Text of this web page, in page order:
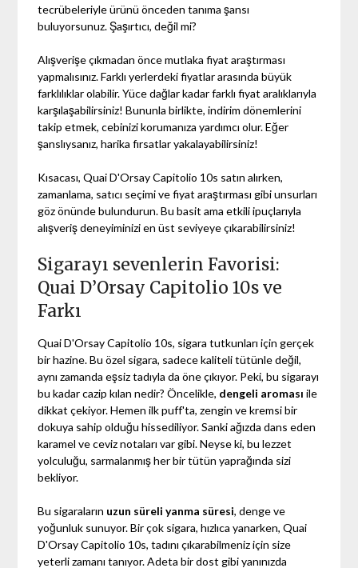
tecrübeleriyle ürünü önceden tanıma şansı
buluyorsunuz. Şaşırtıcı, değil mi?
Alışverişe çıkmadan önce mutlaka fiyat araştırması
yapmalısınız. Farklı yerlerdeki fiyatlar arasında büyük
farklılıklar olabilir. Yüce dağlar kadar farklı fiyat aralıklarıyla
karşılaşabilirsiniz! Bununla birlikte, indirim dönemlerini
takip etmek, cebinizi korumanıza yardımcı olur. Eğer
şanslıysanız, harika fırsatlar yakalayabilirsiniz!
Kısacası, Quai D'Orsay Capitolio 10s satın alırken,
zamanlama, satıcı seçimi ve fiyat araştırması gibi unsurları
göz önünde bulundurun. Bu basit ama etkili ipuçlarıyla
alışveriş deneyiminizi en üst seviyeye çıkarabilirsiniz!
Sigarayı sevenlerin Favorisi:
Quai D’Orsay Capitolio 10s ve
Farkı
Quai D'Orsay Capitolio 10s, sigara tutkunları için gerçek
bir hazine. Bu özel sigara, sadece kaliteli tütünle değil,
aynı zamanda eşsiz tadıyla da öne çıkıyor. Peki, bu sigarayı
bu kadar cazip kılan nedir? Öncelikle, dengeli aroması ile
dikkat çekiyor. Hemen ilk puff'ta, zengin ve kremsi bir
dokuya sahip olduğu hissediliyor. Sanki ağızda dans eden
karamel ve ceviz notaları var gibi. Neyse ki, bu lezzet
yolculuğu, sarmalanmış her bir tütün yaprağında sizi
bekliyor.
Bu sigaraların uzun süreli yanma süresi, denge ve
yoğunluk sunuyor. Bir çok sigara, hızlıca yanarken, Quai
D'Orsay Capitolio 10s, tadını çıkarabilmeniz için size
yeterli zamanı tanıyor. Adeta bir dost gibi yanınızda